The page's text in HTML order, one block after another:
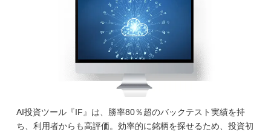
AI投資ツール『IF』は、勝率80％超のバックテスト実績を持
ち、利用者からも高評価。効率的に銘柄を探せるため、投資初